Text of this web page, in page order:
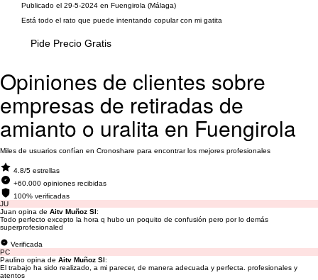
Publicado el 29-5-2024 en Fuengirola (Málaga)
Está todo el rato que puede intentando copular con mi gatita
Pide Precio Gratis
Opiniones de clientes sobre
empresas de retiradas de
amianto o uralita en Fuengirola
Miles de usuarios confían en Cronoshare para encontrar los mejores profesionales
4.8/5 estrellas
+60.000 opiniones recibidas
100% verificadas
JU
Juan opina de Aitv Muñoz Sl:
Todo perfecto excepto la hora q hubo un poquito de confusión pero por lo demás
superprofesionaled
Verificada
PC
Paulino opina de Aitv Muñoz Sl:
El trabajo ha sido realizado, a mi parecer, de manera adecuada y perfecta. profesionales y
atentos